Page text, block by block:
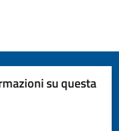
su questa